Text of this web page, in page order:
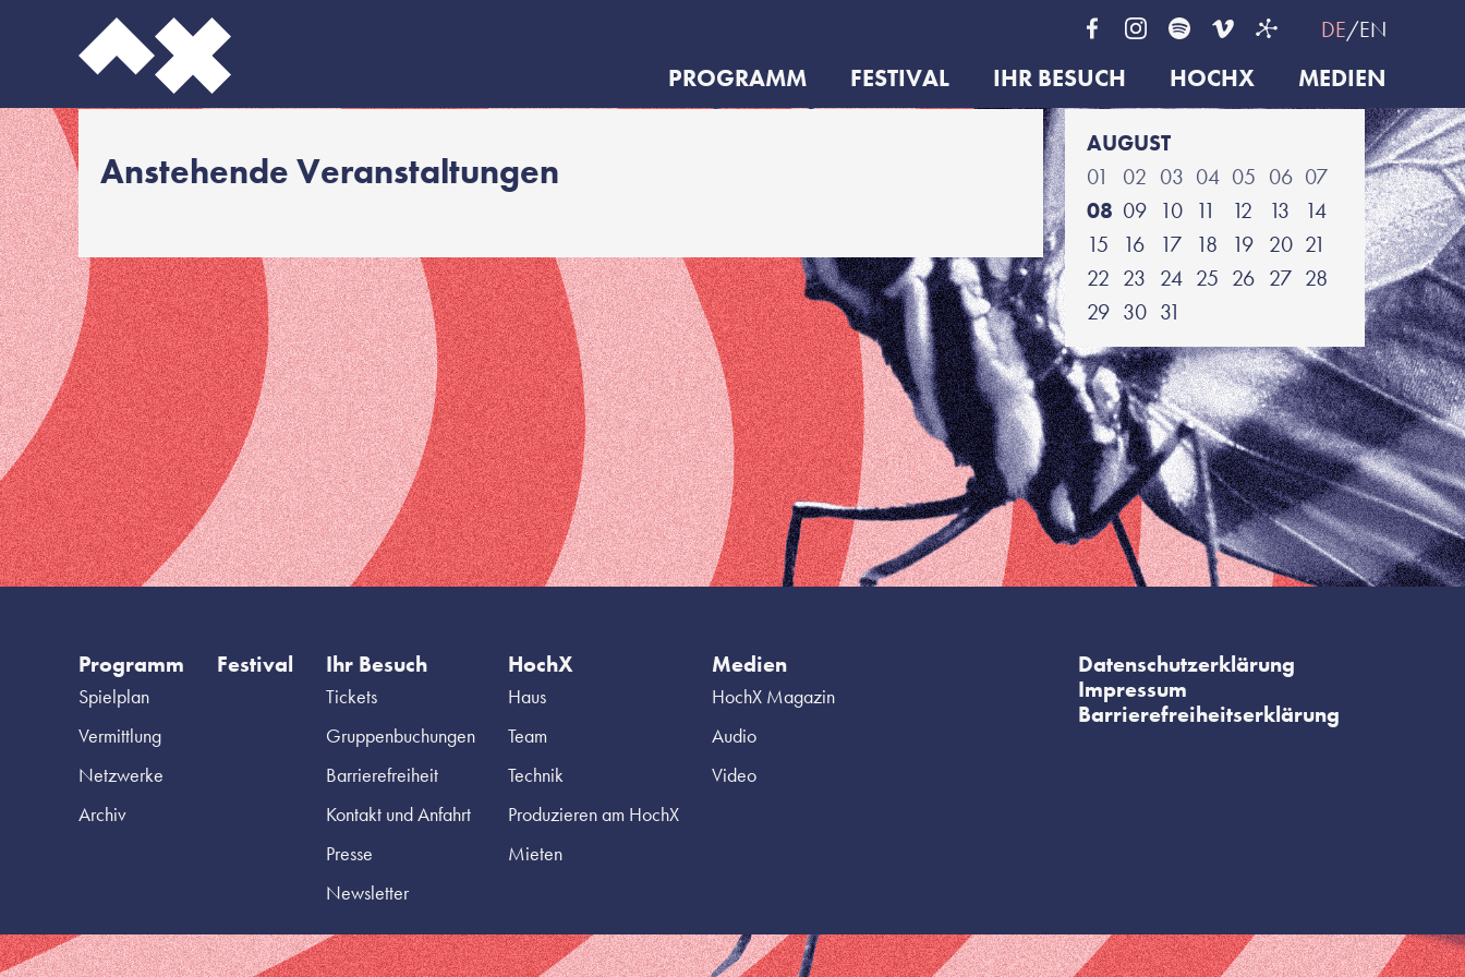
DE EN
PROGRAMM FESTIVAL IHR BESUCH HOCHX MEDIEN
Anstehende Veranstaltungen
AUGUST
01
02 03 04 05 06 07
08 09 10 11 12 13
14
15
16 17 18 19 20 21
22 23 24 25 26 27 28
29 30 31
Programm
Spielplan
Vermittlung
Netzwerke
Archiv
Festival Ihr Besuch
Tickets
Gruppenbuchungen
Barrierefreiheit
Kontakt und Anfahrt
Presse
Newsletter
HochX
Haus
Team
Technik
Produzieren am HochX
Mieten
Medien
HochX Magazin
Audio
Video
Datenschutzerklärung
Impressum
Barrierefreiheitserklärung